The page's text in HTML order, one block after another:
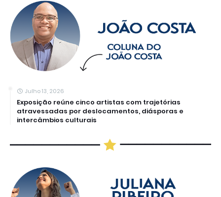
Julho 13, 2026
Exposição reúne cinco artistas com trajetórias
atravessadas por deslocamentos, diásporas e
intercâmbios culturais